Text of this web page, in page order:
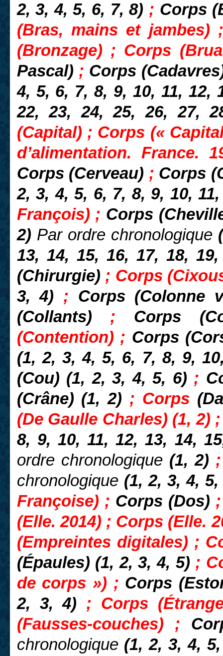
2, 3, 4, 5, 6, 7, 8) ; Corps
(Bras, mains et
(Bronzage) ; Corps
Pascal) ; Corps
4, 5, 6, 7, 8, 9, 10, 11, 12,
22, 23, 24, 25, 26, 27,
(Capital) ; Corps («
d’alimentation. France.
Corps (Cerveau) ; Corps
2, 3, 4, 5, 6, 7, 8, 9, 10,
François) ; Corps
2) Par ordre chronologique
13, 14, 15, 16, 17, 18,
(Chirurgie) ; Corps
3, 4) ; Corps (Colonne
(Collants) ; Corps
(Contention) ; Corps
(1, 2, 3, 4, 5, 6, 7, 8, 9,
(Cou) (1, 2, 3, 4, 5, 6) ;
(Crâne) (1, 2) ; Corps
(De Gaulle Charles) (1, 2)
8, 9, 10, 11, 12, 13, 14,
ordre chronologique(1, 2)
chronologique (1, 2, 3, 4,
Françoise) ; Corps (Dos)
(Elle. 2014) ; Corps (Elle.
(Empreintes digitales) ;
(Épaules) (1, 2, 3, 4, 5) ;
de corps ») ; Corps
2, 3, 4) ; Corps
(Fausses-couches) ;
chronologique(1, 2, 3, 4, 5,